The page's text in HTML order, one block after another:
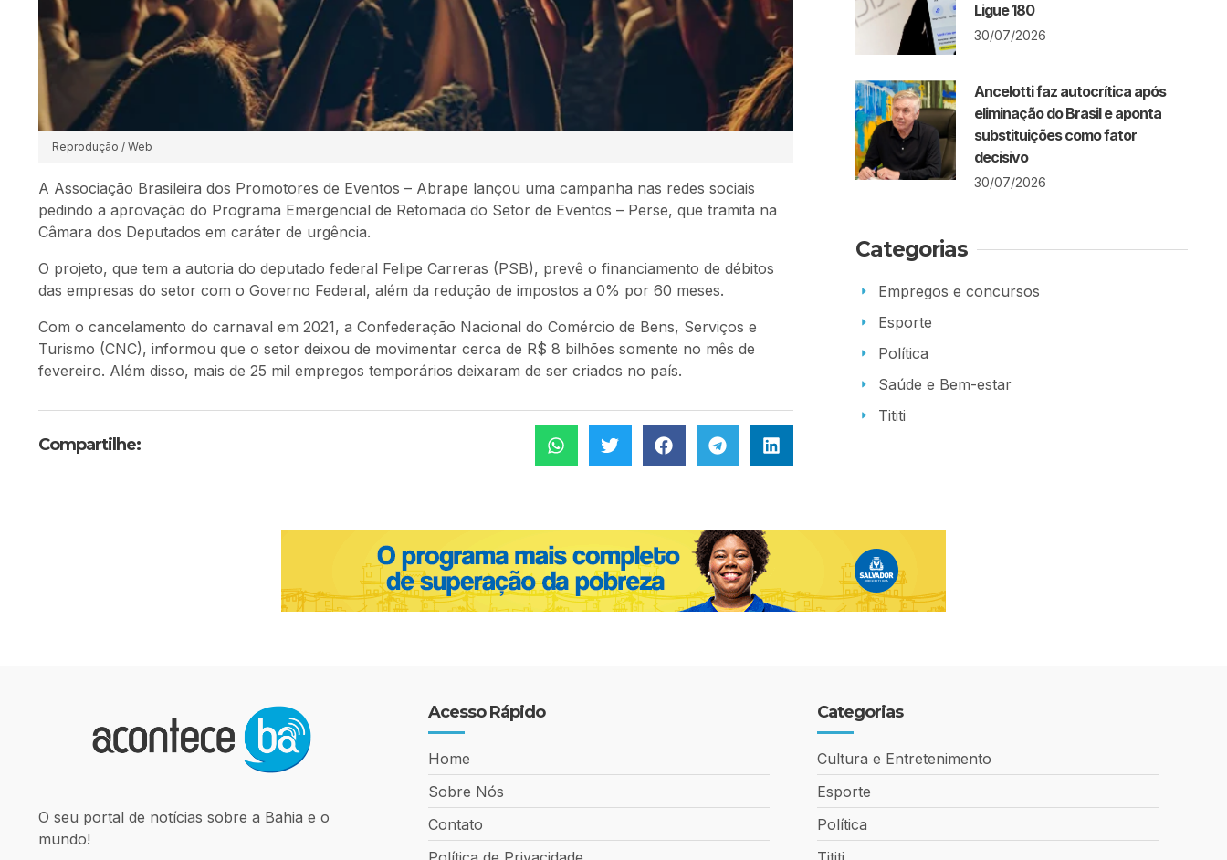
Reprodução / Web
A Associação Brasileira dos Promotores de Eventos – Abrape lançou uma campanha nas redes sociais
pedindo a aprovação do Programa Emergencial de Retomada do Setor de Eventos – Perse, que tramita na
Câmara dos Deputados em caráter de urgência.
O projeto, que tem a autoria do deputado federal Felipe Carreras (PSB), prevê o financiamento de débitos
das empresas do setor com o Governo Federal, além da redução de impostos a 0% por 60 meses.
Com o cancelamento do carnaval em 2021, a Confederação Nacional do Comércio de Bens, Serviços e
Turismo (CNC), informou que o setor deixou de movimentar cerca de R$ 8 bilhões somente no mês de
fevereiro. Além disso, mais de 25 mil empregos temporários deixaram de ser criados no país.
Compartilhe:
Ligue 180
30/07/2026
Ancelotti faz autocrítica após
eliminação do Brasil e aponta
substituições como fator
decisivo
30/07/2026
Categorias
Empregos e concursos
Esporte
Política
Saúde e Bem-estar
Tititi
O seu portal de notícias sobre a Bahia e o
mundo!
Acesso Rápido
Home
Sobre Nós
Contato
Categorias
Cultura e Entretenimento
Esporte
Política